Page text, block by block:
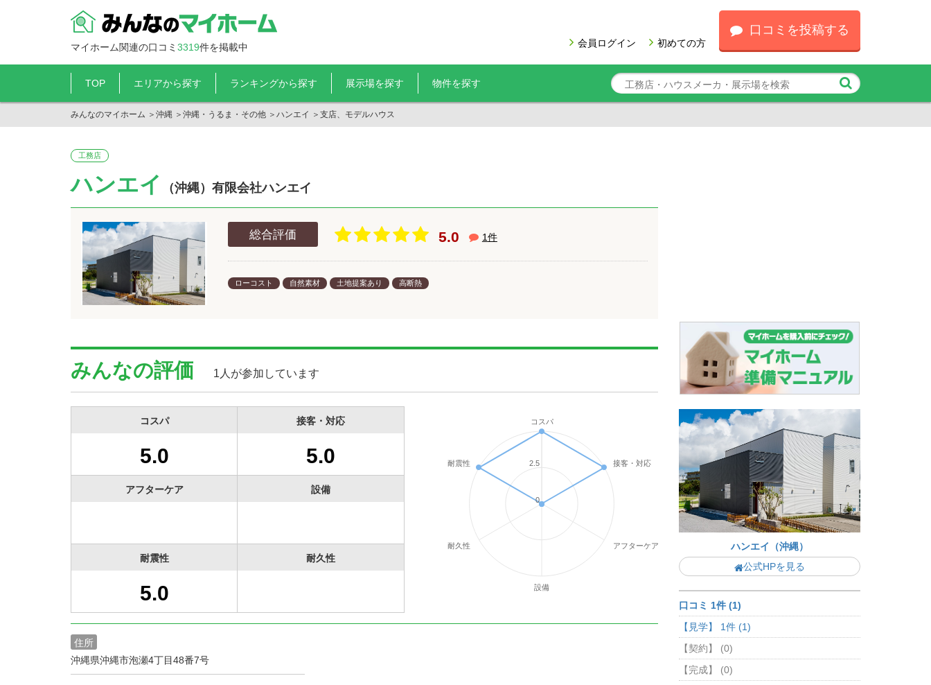
マイホーム関連の口コミ 3319件を掲載中 会員ログイン 初めての方
口コミを投稿する
TOP エリアから探す ランキングから探す 展示場を探す 物件を探す
みんなのマイホーム ＞ 沖縄 ＞ 沖縄・うるま・その他 ＞ ハンエイ ＞ 支店、モデルハウス
工務店
ハンエイ （沖縄）有限会社ハンエイ
総合評価 5.0 1件
ローコスト 自然素材 土地提案あり 高断熱
みんなの評価 1人が参加しています
コスパ
5.0
接客・対応
5.0
アフターケア 設備
耐震性
5.0
耐久性
コスパ
接客・対応
アフターケア
設備
耐久性
耐震性
0
2.5
住所
沖縄県沖縄市泡瀬4丁目48番7号
ハンエイ（沖縄）
公式HPを見る
口コミ 1件 (1)
【見学】 1件 (1)
【契約】 (0)
【完成】 (0)